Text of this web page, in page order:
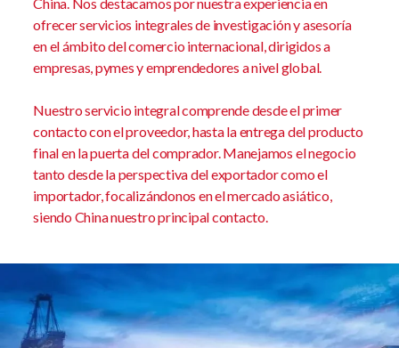
ofrecer servicios integrales de investigación y asesoría
en el ámbito del comercio internacional, dirigidos a
empresas, pymes y emprendedores a nivel global.
Nuestro servicio integral comprende desde el primer
contacto con el proveedor, hasta la entrega del producto
final en la puerta del comprador. Manejamos el negocio
tanto desde la perspectiva del exportador como el
importador, focalizándonos en el mercado asiático,
siendo China nuestro principal contacto.